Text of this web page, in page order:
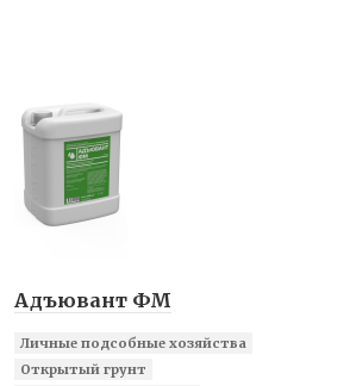
Адъювант ФМ
Личные подсобные хозяйства
Открытый грунт